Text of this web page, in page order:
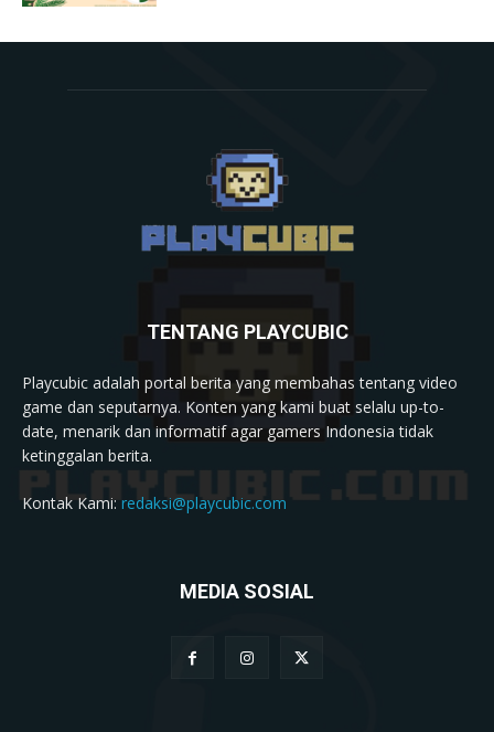
TENTANG PLAYCUBIC
Playcubic adalah portal berita yang membahas tentang video
game dan seputarnya. Konten yang kami buat selalu up-to-
date, menarik dan informatif agar gamers Indonesia tidak
ketinggalan berita.
Kontak Kami:redaksi@playcubic.com
MEDIA SOSIAL